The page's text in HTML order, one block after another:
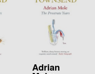
Adrian